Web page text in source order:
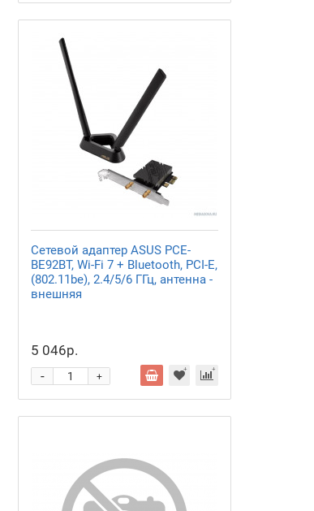
Сетевой адаптер ASUS PCE-
BE92BT, Wi-Fi 7 + Bluetooth, PCI-E,
(802.11be), 2.4/5/6 ГГц, антенна -
внешняя
5 046р.
+
-